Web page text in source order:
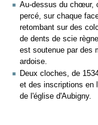
Au-dessus du chœur,
percé, sur chaque
retombant sur des
de dents de scie
est soutenue par des
ardoise.
Deux cloches, de
et des inscriptions en
de l'église d'Aubigny.